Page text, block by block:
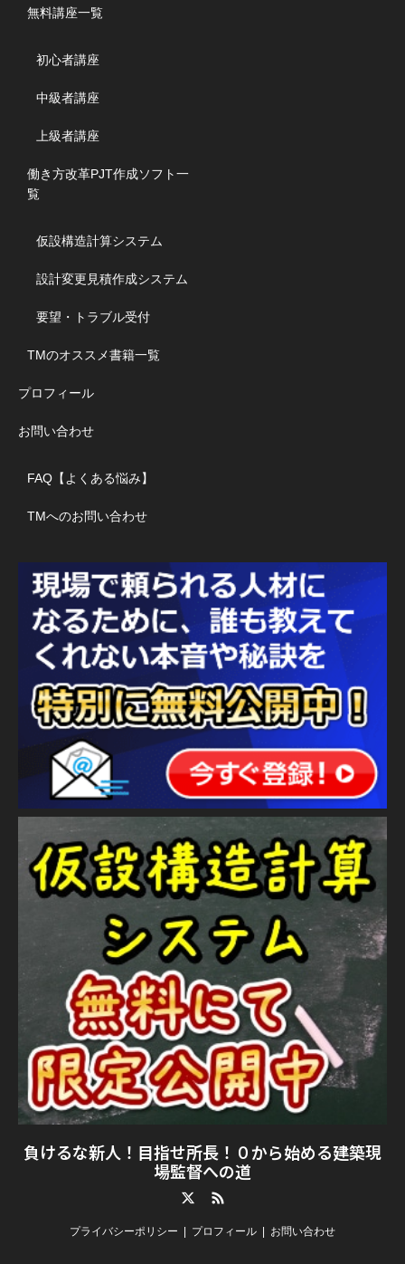
無料講座一覧
初心者講座
中級者講座
上級者講座
働き方改革PJT作成ソフト一
覧
仮設構造計算システム
設計変更見積作成システム
要望・トラブル受付
TMのオススメ書籍一覧
プロフィール
お問い合わせ
FAQ【よくある悩み】
TMへのお問い合わせ
負けるな新人！目指せ所長！０から始める建築現
場監督への道
プライバシーポリシー プロフィール お問い合わせ